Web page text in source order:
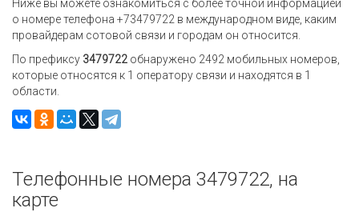
Ниже вы можете ознакомиться с более точной информацией
о номере телефона +73479722 в международном виде, каким
провайдерам сотовой связи и городам он относится.
По префиксу 3479722 обнаружено 2492 мобильных номеров,
которые относятся к 1 оператору связи и находятся в 1
области.
Телефонные номера 3479722, на
карте